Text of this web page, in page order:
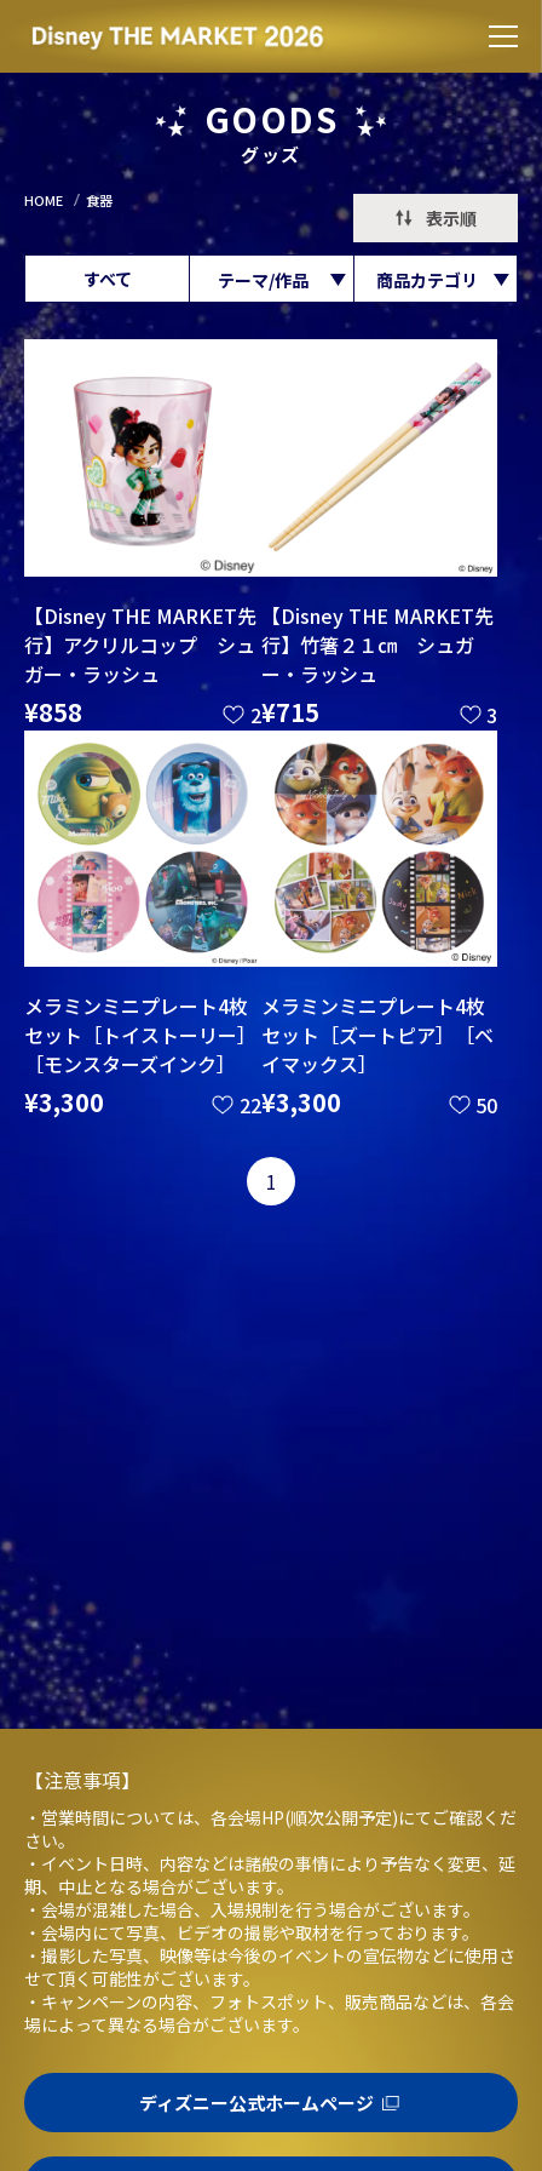
GOODS
グッズ
HOME 食器
表示順
すべて テーマ/作品 商品カテゴリ
2
【Disney THE MARKET先
行】アクリルコップ シュ
ガー・ラッシュ
¥858 3
【Disney THE MARKET先
行】竹箸２１㎝ シュガ
ー・ラッシュ
¥715
22
メラミンミニプレート4枚
セット［トイストーリー］
［モンスターズインク］
¥3,300 50
メラミンミニプレート4枚
セット［ズートピア］［ベ
イマックス］
¥3,300
1
【注意事項】
・営業時間については、各会場HP(順次公開予定)にてご確認くだ
さい。
・イベント日時、内容などは諸般の事情により予告なく変更、延
期、中止となる場合がございます。
・会場が混雑した場合、入場規制を行う場合がございます。
・会場内にて写真、ビデオの撮影や取材を行っております。
・撮影した写真、映像等は今後のイベントの宣伝物などに使用さ
せて頂く可能性がございます。
・キャンペーンの内容、フォトスポット、販売商品などは、各会
場によって異なる場合がございます。
ディズニー公式ホームページ